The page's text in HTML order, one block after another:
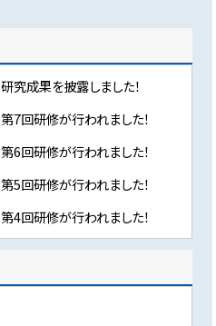
究成果を披露しました！
7回研修が行われました！
6回研修が行われました！
5回研修が行われました！
4回研修が行われました！